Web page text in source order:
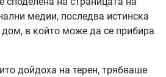
медии, последва истинска
в който може да се прибира
дойдоха на терен, трябваше